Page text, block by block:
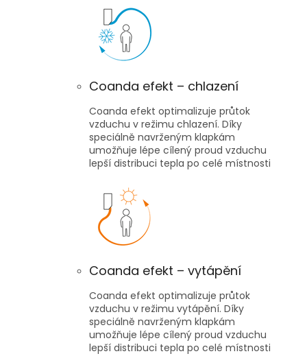
Coanda efekt – chlazení
Coanda efekt optimalizuje průtok
vzduchu v režimu chlazení. Díky
speciálně navrženým klapkám
umožňuje lépe cílený proud vzduchu
lepší distribuci tepla po celé místnosti
Coanda efekt – vytápění
Coanda efekt optimalizuje průtok
vzduchu v režimu vytápění. Díky
speciálně navrženým klapkám
umožňuje lépe cílený proud vzduchu
lepší distribuci tepla po celé místnosti